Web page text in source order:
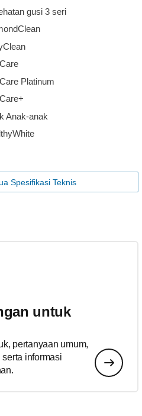
gusi 3 seri
Platinum
Anak-anak
Spesifikasi Teknis
untuk
pertanyaan umum,
informasi